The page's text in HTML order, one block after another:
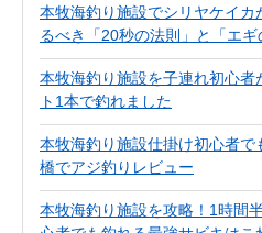
本牧海釣り施設でシリヤケイカ
るべき「20秒の法則」と「エギ
本牧海釣り施設を子連れ初心者
ト1本で釣れました
本牧海釣り施設仕掛け初心者
橋でアジ釣りレビュー
本牧海釣り施設を攻略！1時間